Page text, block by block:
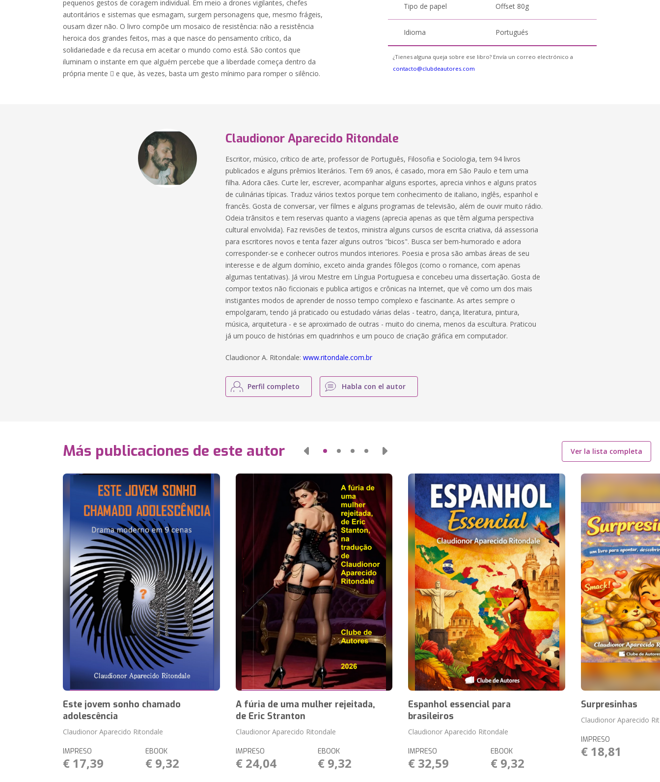
pequenos gestos de coragem individual. Em meio a drones vigilantes, chefes
autoritários e sistemas que esmagam, surgem personagens que, mesmo frágeis,
ousam dizer não. O livro compõe um mosaico de resistência: não a resistência
heroica dos grandes feitos, mas a que nasce do pensamento crítico, da
solidariedade e da recusa em aceitar o mundo como está. São contos que
iluminam o instante em que alguém percebe que a liberdade começa dentro da
própria mente  e que, às vezes, basta um gesto mínimo para romper o silêncio.
Tipo de papel Offset 80g
Idioma Portugués
¿Tienes alguna queja sobre ese libro? Envía un correo electrónico a
contacto@clubdeautores.com
Claudionor Aparecido Ritondale
Escritor, músico, crítico de arte, professor de Português, Filosofia e Sociologia, tem 94 livros
publicados e alguns prêmios literários. Tem 69 anos, é casado, mora em São Paulo e tem uma
filha. Adora cães. Curte ler, escrever, acompanhar alguns esportes, aprecia vinhos e alguns pratos
de culinárias típicas. Traduz vários textos porque tem conhecimento de italiano, inglês, espanhol e
francês. Gosta de conversar, ver filmes e alguns programas de televisão, além de ouvir muito rádio.
Odeia trânsitos e tem reservas quanto a viagens (aprecia apenas as que têm alguma perspectiva
cultural envolvida). Faz revisões de textos, ministra alguns cursos de escrita criativa, dá assessoria
para escritores novos e tenta fazer alguns outros "bicos". Busca ser bem-humorado e adora
corresponder-se e conhecer outros mundos interiores. Poesia e prosa são ambas áreas de seu
interesse e de algum domínio, exceto ainda grandes fôlegos (como o romance, com apenas
algumas tentativas). Já virou Mestre em Língua Portuguesa e concebeu uma dissertação. Gosta de
compor textos não ficcionais e publica artigos e crônicas na Internet, que vê como um dos mais
instigantes modos de aprender de nosso tempo complexo e fascinante. As artes sempre o
empolgaram, tendo já praticado ou estudado várias delas - teatro, dança, literatura, pintura,
música, arquitetura - e se aproximado de outras - muito do cinema, menos da escultura. Praticou
já um pouco de histórias em quadrinhos e um pouco de criação gráfica em computador.
Claudionor A. Ritondale:www.ritondale.com.br
Perfil completo Habla con el autor
Más publicaciones de este autor Ver la lista completa
Este jovem sonho chamado
adolescência
Claudionor Aparecido Ritondale
IMPRESO
€ 17,39
EBOOK
€ 9,32
A fúria de uma mulher rejeitada,
de Eric Stranton
Claudionor Aparecido Ritondale
IMPRESO
€ 24,04
EBOOK
€ 9,32
Espanhol essencial para
brasileiros
Claudionor Aparecido Ritondale
IMPRESO
€ 32,59
EBOOK
€ 9,32
Surpresinhas
Claudionor Aparecido
IMPRESO
€ 18,81